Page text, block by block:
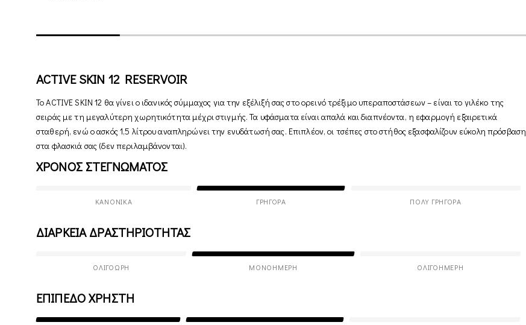
ACTIVE SKIN 12 RESERVOIR
Το ACTIVE SKIN 12 θα γίνει ο ιδανικός σύμμαχος για την εξέλιξή σας στο ορεινό τρέξιμο υπεραποστάσεων – είναι το γιλέκο της
σειράς με τη μεγαλύτερη χωρητικότητα μέχρι στιγμής. Τα υφάσματα είναι απαλά και διαπνέοντα, η εφαρμογή εξαιρετικά
σταθερή, ενώ ο ασκός 1,5 λίτρου αναπληρώνει την ενυδάτωσή σας. Επιπλέον, οι τσέπες στο στήθος εξασφαλίζουν εύκολη πρόσβαση
στα φλασκιά σας (δεν περιλαμβάνονται).
ΧΡΟΝΟΣ ΣΤΕΓΝΩΜΑΤΟΣ
ΚΑΝΟΝΙΚΆ ΓΡΉΓΟΡΑ ΠΟΛΎ ΓΡΉΓΟΡΑ
ΔΙΑΡΚΕΙΑ ΔΡΑΣΤΗΡΙΟΤΗΤΑΣ
ΟΛΙΓΌΩΡΗ ΜΟΝΟΉΜΕΡΗ ΟΛΙΓΟΉΜΕΡΗ
ΕΠΙΠΕΔΟ ΧΡΗΣΤΗ